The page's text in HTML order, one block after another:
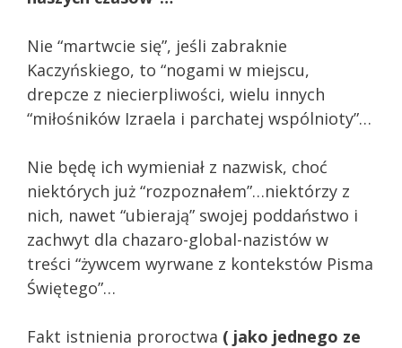
Nie “martwcie się”, jeśli zabraknie
Kaczyńskiego, to “nogami w miejscu,
drepcze z niecierpliwości, wielu innych
“miłośników Izraela i parchatej wspólnioty”…
Nie będę ich wymieniał z nazwisk, choć
niektórych już “rozpoznałem”…niektórzy z
nich, nawet “ubierają” swojej poddaństwo i
zachwyt dla chazaro-global-nazistów w
treści “żywcem wyrwane z kontekstów Pisma
Świętego”…
Fakt istnienia proroctwa ( jako jednego ze